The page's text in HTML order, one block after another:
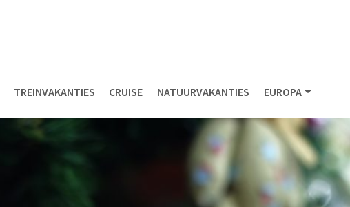
TREINVAKANTIES CRUISE NATUURVAKANTIES EUROPA